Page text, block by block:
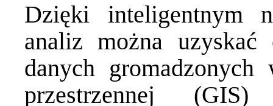
Dzięki inteligentnym
analiz można
danych
przestrzennej